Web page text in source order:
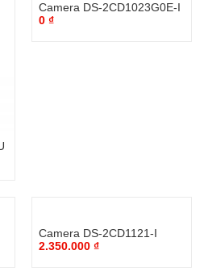
Camera DS-2CD1023G0E-I
0 ₫
Camera DS-2CD1121-I
2.350.000 ₫